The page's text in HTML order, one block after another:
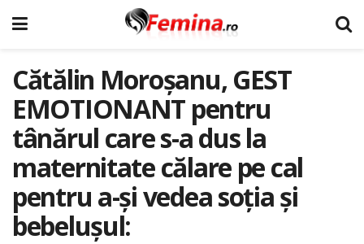
Cătălin Moroșanu, GEST
EMOTIONANT pentru
tânărul care s-a dus la
maternitate călare pe cal
pentru a-și vedea soția și
bebelușul: